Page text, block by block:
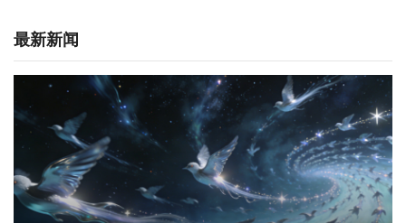
最新新闻
电话：13147070783